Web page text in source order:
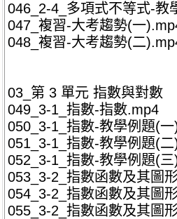
046_2-4_多項式不等式-教
047_複習-大考趨勢(一
048_複習-大考趨勢(二
03_第 3 單元 指數與對數
049_3-1_指數-指數.mp4
050_3-1_指數-教學例題(
051_3-1_指數-教學例題(
052_3-1_指數-教學例題(
053_3-2_指數函數及其圖
054_3-2_指數函數及其圖
055_3-2_指數函數及其圖